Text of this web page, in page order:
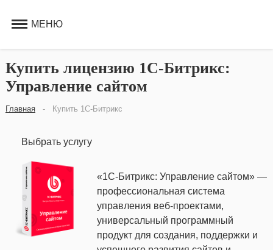
МЕНЮ
Купить лицензию 1С-Битрикс:
Управление сайтом
Главная - Купить 1С-Битрикс
Выбрать услугу
«1С-Битрикс: Управление сайтом» —
профессиональная система
управления веб-проектами,
универсальный программный
продукт для создания, поддержки и